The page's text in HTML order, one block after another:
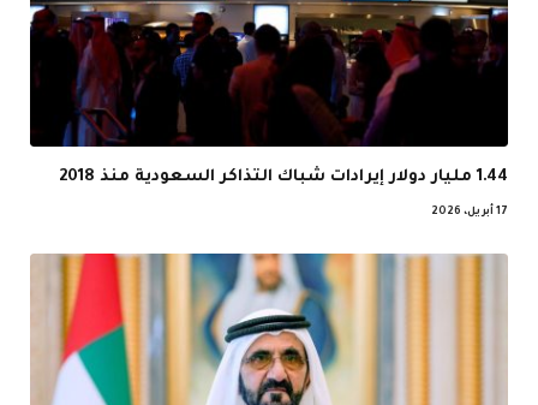
1.44 مليار دولار إيرادات شباك التذاكر السعودية منذ 2018
17 أبريل، 2026